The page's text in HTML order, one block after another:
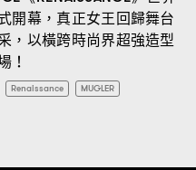
開幕， 真正女王回歸舞台
， 以橫跨時尚界超強造型
！
Renaissance MUGLER